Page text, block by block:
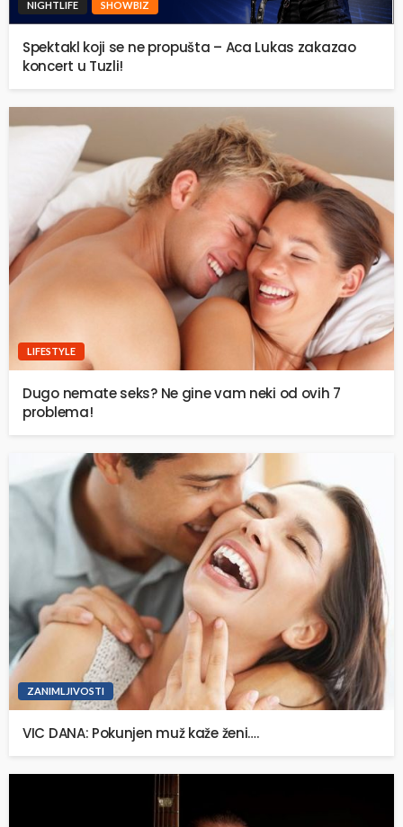
NIGHTLIFE SHOWBIZ
Spektakl koji se ne propušta – Aca Lukas zakazao
koncert u Tuzli!
LIFESTYLE
Dugo nemate seks? Ne gine vam neki od ovih 7
problema!
ZANIMLJIVOSTI
VIC DANA: Pokunjen muž kaže ženi….